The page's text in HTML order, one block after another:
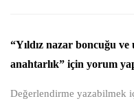
“Yıldız nazar boncuğu ve
anahtarlık” için yorum
Değerlendirme yazabilmek